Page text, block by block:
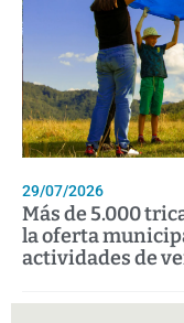
29/07/2026
Más de 5.000
la oferta
actividades de